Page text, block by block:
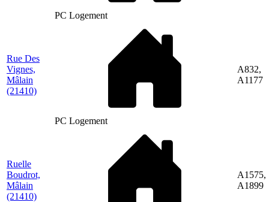
PC Logement
Rue Des
Vignes,
Mâlain
(21410)
PC Logement
A832,
A1177
Ruelle
Boudrot,
Mâlain
(21410)
A1575,
A1899